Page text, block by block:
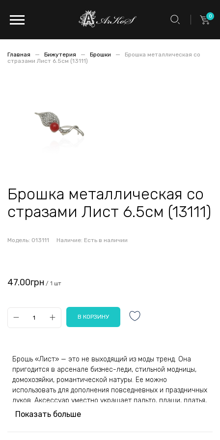
0
Главная Бижутерия Брошки
Брошка металлическая со
стразами Лист 6.5см (13111)
Брошка металлическая со
стразами Лист 6.5см (13111)
Модель: 013111 Наличие: Есть в наличии
47.00грн / 1 шт
Брошь «Лист» — это не выходящий из моды тренд. Она
пригодится в арсенале бизнес-леди, стильной модницы,
домохозяйки, романтической натуры. Ее можно
использовать для дополнения повседневных и праздничных
луков. Аксессуар уместно украшает пальто, плащи, платья,
свитера, деловые костюмы. Он пригодится при сборах на
Показать больше